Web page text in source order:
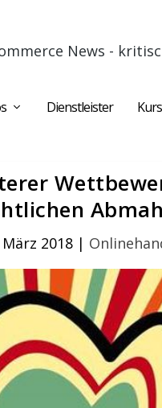
News -
Dienstleister
2018|